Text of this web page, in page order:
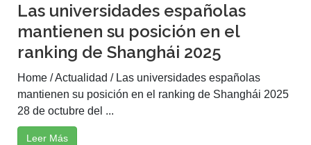
Las universidades españolas
mantienen su posición en el
ranking de Shanghái 2025
Home / Actualidad / Las universidades españolas
mantienen su posición en el ranking de Shanghái 2025
28 de octubre del ...
Leer Más